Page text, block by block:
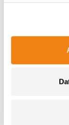
BY193 Build